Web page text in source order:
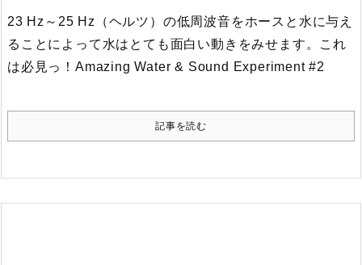
23 Hz～25 Hz（ヘルツ）の低周波音をホースと水に与え
ることによって水はとても面白い動きをみせます。これ
は必見っ！ Amazing Water & Sound Experiment #2
記事を読む